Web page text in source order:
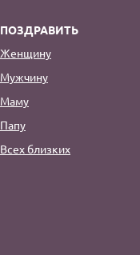
ПОЗДРАВИТЬ
Женщину
Мужчину
Маму
Папу
Всех близких